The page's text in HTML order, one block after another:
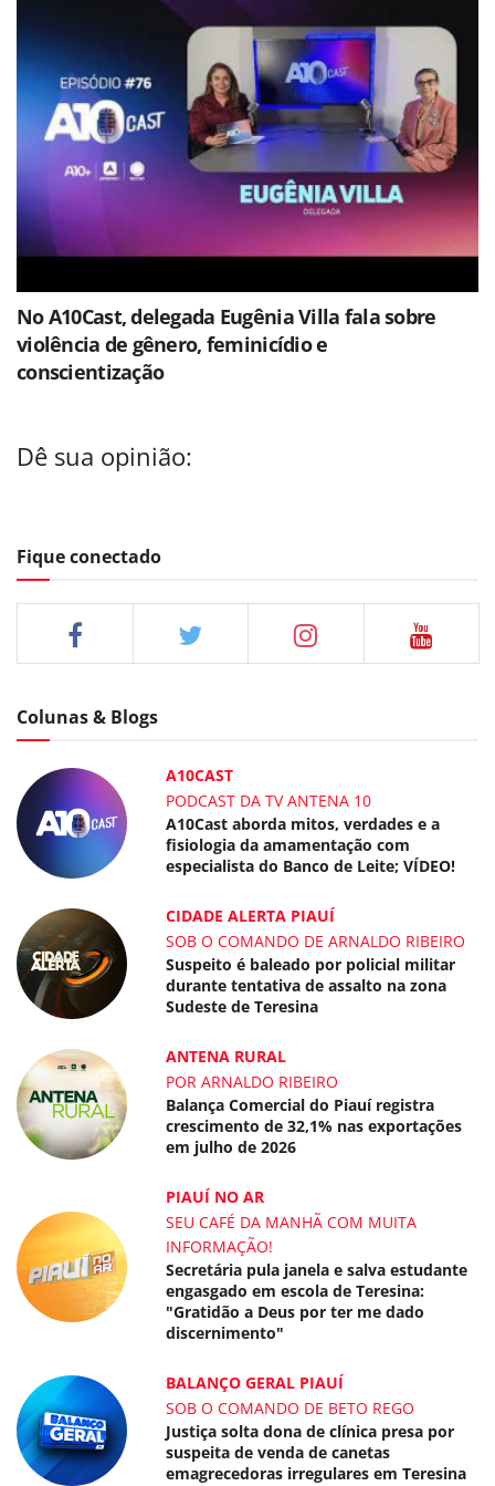
No A10Cast, delegada Eugênia Villa fala sobre
violência de gênero, feminicídio e
conscientização
Dê sua opinião:
Fique conectado
Colunas & Blogs
A10CAST
PODCAST DA TV ANTENA 10
A10Cast aborda mitos, verdades e a
fisiologia da amamentação com
especialista do Banco de Leite; VÍDEO!
CIDADE ALERTA PIAUÍ
SOB O COMANDO DE ARNALDO RIBEIRO
Suspeito é baleado por policial militar
durante tentativa de assalto na zona
Sudeste de Teresina
ANTENA RURAL
POR ARNALDO RIBEIRO
Balança Comercial do Piauí registra
crescimento de 32,1% nas exportações
em julho de 2026
PIAUÍ NO AR
SEU CAFÉ DA MANHÃ COM MUITA
INFORMAÇÃO!
Secretária pula janela e salva estudante
engasgado em escola de Teresina:
"Gratidão a Deus por ter me dado
discernimento"
BALANÇO GERAL PIAUÍ
SOB O COMANDO DE BETO REGO
Justiça solta dona de clínica presa por
suspeita de venda de canetas
emagrecedoras irregulares em Teresina